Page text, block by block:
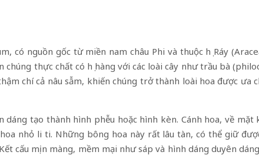
có nguồn gốc từ miền nam châu Phi và thuộc họ Ráy
thực chất có họ hàng với các loài cây như trầu bà
chí cả nâu sẫm, khiến chúng trở thành loài hoa được ưa
tạo thành hình phễu hoặc hình kèn. Cánh hoa, về mặt
nhỏ li ti. Những bông hoa này rất lâu tàn, có thể giữ
cấu mịn màng, mềm mại như sáp và hình dáng duyên